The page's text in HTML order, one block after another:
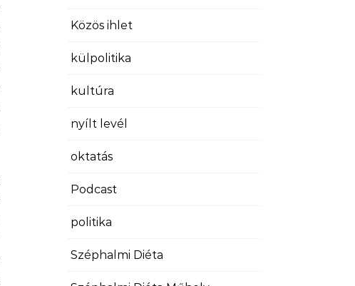
Közös ihlet
külpolitika
kultúra
nyílt levél
oktatás
Podcast
politika
Széphalmi Diéta